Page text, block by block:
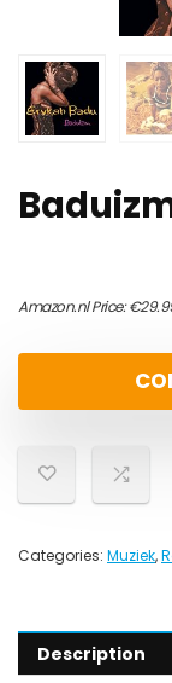
Amazon.nl Price:€
Categories: Muziek,
Description